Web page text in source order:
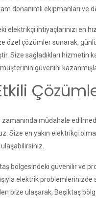
donanımlı ekipmanları ve
elektrikçi ihtiyaçlarınızı en
özel çözümler sunarak,
Size sağladıkları
güvenini
müdahale
Size en yakın elektrikçi
bölgesindeki güvenilir ve
elektrik problemlerinizde
bize ulaşarak, Beşiktaş